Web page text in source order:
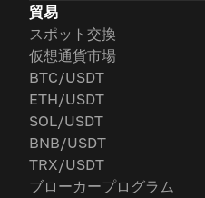
貿易
スポット交換
仮想通貨市場
BTC/USDT
ETH/USDT
SOL/USDT
BNB/USDT
TRX/USDT
ブローカープログラム